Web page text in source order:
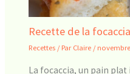
Recette de la
Recettes / Par Claire /
La focaccia, un pain